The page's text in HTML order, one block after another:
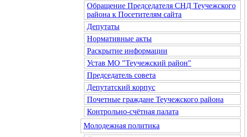
Обращение Председателя СНД Теучежского
района к Посетителям сайта
Депутаты
Нормативные акты
Раскрытие информации
Устав МО "Теучежский район"
Председатель совета
Депутатский корпус
Почетные граждане Теучежского района
Контрольно-счётная палата
Молодежная политика